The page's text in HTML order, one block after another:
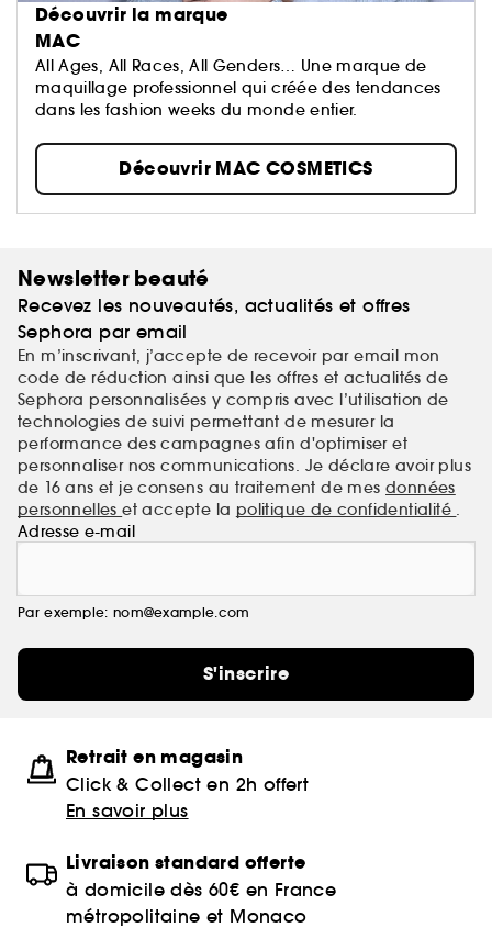
Découvrir la marque
MAC
All Ages, All Races, All Genders… Une marque de
maquillage professionnel qui créée des tendances
dans les fashion weeks du monde entier.
Découvrir MAC COSMETICS
Newsletter beauté
Recevez les nouveautés, actualités et offres
Sephora par email
En m’inscrivant, j’accepte de recevoir par email mon
code de réduction ainsi que les offres et actualités de
Sephora personnalisées y compris avec l’utilisation de
technologies de suivi permettant de mesurer la
performance des campagnes afin d'optimiser et
personnaliser nos communications. Je déclare avoir plus
de 16 ans et je consens au traitement de mes données
personnelleset accepte la politique de confidentialité .
Adresse e-mail
Par exemple: nom@example.com
S'inscrire
Retrait en magasin
Click & Collect en 2h offert
En savoir plus
Livraison standard offerte
à domicile dès 60€ en France
métropolitaine et Monaco